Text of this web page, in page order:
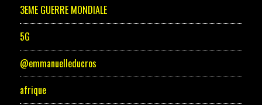
3EME GUERRE MONDIALE
5G
@emmanuelleducros
afrique